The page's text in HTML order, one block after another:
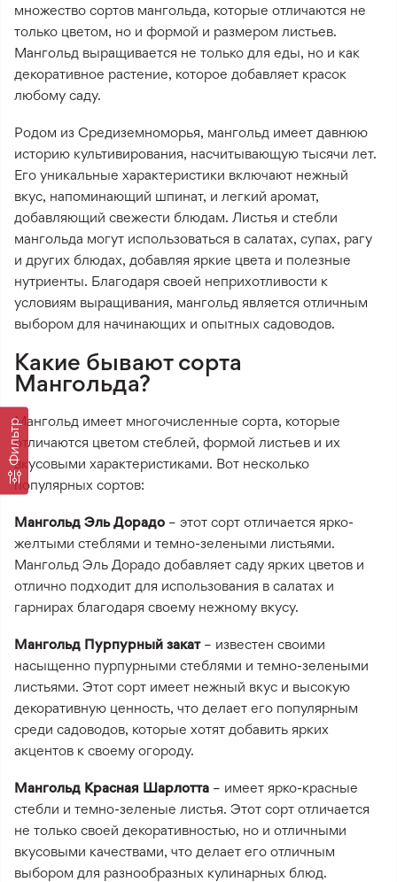
Фильтр
множество сортов мангольда, которые отличаются не
только цветом, но и формой и размером листьев.
Мангольд выращивается не только для еды, но и как
декоративное растение, которое добавляет красок
любому саду.
Родом из Средиземноморья, мангольд имеет давнюю
историю культивирования, насчитывающую тысячи лет.
Его уникальные характеристики включают нежный
вкус, напоминающий шпинат, и легкий аромат,
добавляющий свежести блюдам. Листья и стебли
мангольда могут использоваться в салатах, супах, рагу
и других блюдах, добавляя яркие цвета и полезные
нутриенты. Благодаря своей неприхотливости к
условиям выращивания, мангольд является отличным
выбором для начинающих и опытных садоводов.
Какие бывают сорта
Мангольда?
Мангольд имеет многочисленные сорта, которые
отличаются цветом стеблей, формой листьев и их
вкусовыми характеристиками. Вот несколько
популярных сортов:
Мангольд Эль Дорадо – этот сорт отличается ярко-
желтыми стеблями и темно-зелеными листьями.
Мангольд Эль Дорадо добавляет саду ярких цветов и
отлично подходит для использования в салатах и
гарнирах благодаря своему нежному вкусу.
Мангольд Пурпурный закат– известен своими
насыщенно пурпурными стеблями и темно-зелеными
листьями. Этот сорт имеет нежный вкус и высокую
декоративную ценность, что делает его популярным
среди садоводов, которые хотят добавить ярких
акцентов к своему огороду.
Мангольд Красная Шарлотта – имеет ярко-красные
стебли и темно-зеленые листья. Этот сорт отличается
не только своей декоративностью, но и отличными
вкусовыми качествами, что делает его отличным
выбором для разнообразных кулинарных блюд.